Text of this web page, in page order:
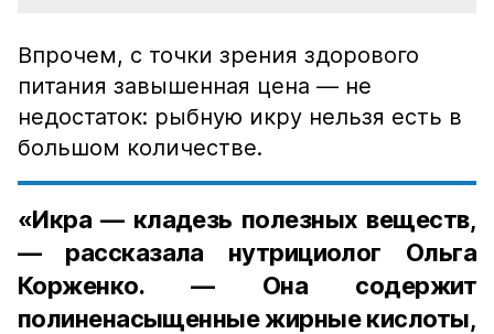
Впрочем, с точки зрения здорового
питания завышенная цена — не
недостаток: рыбную икру нельзя есть в
большом количестве.
«Икра — кладезь полезных веществ,
— рассказала нутрициолог Ольга
Корженко. — Она содержит
полиненасыщенные жирные кислоты,